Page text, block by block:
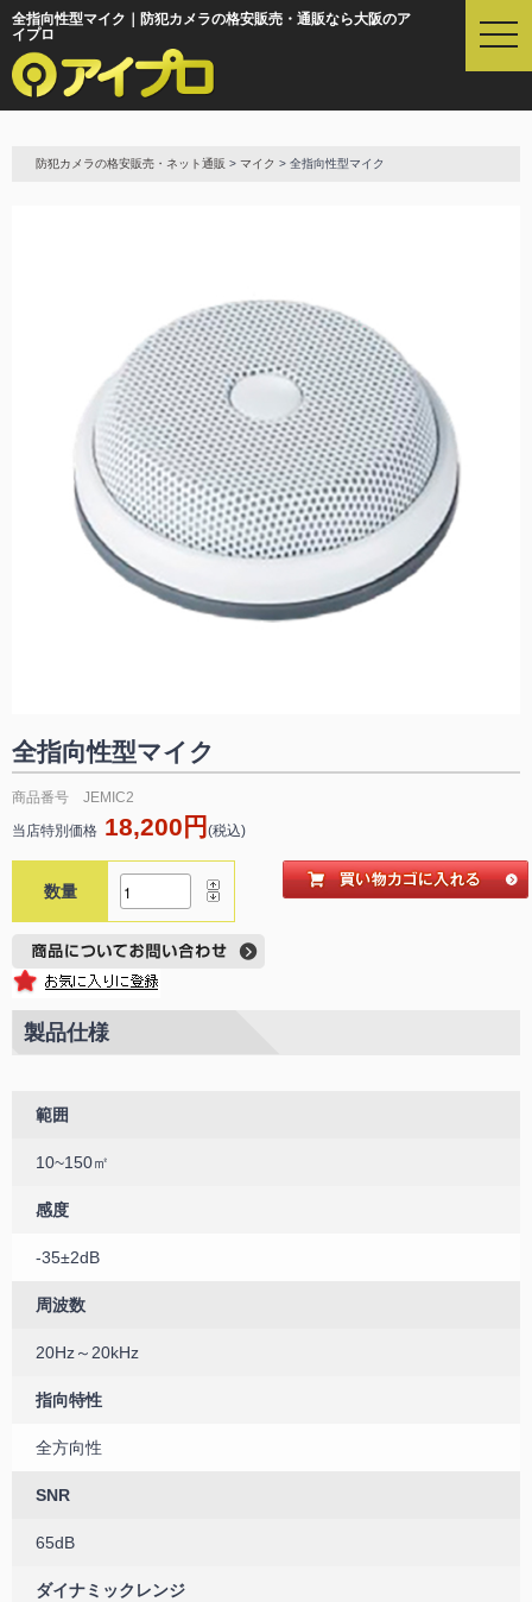
全指向性型マイク｜防犯カメラの格安販売・通販なら大阪のア
イプロ
t
防犯カメラの格安販売・ネット通販 > マイク > 全指向性型マイク
全指向性型マイク
商品番号 JEMIC2
当店特別価格 18,200円 (税込)
数量
製品仕様
範囲
10~150㎡
感度
-35±2dB
周波数
20Hz～20kHz
指向特性
全方向性
SNR
65dB
ダイナミックレンジ